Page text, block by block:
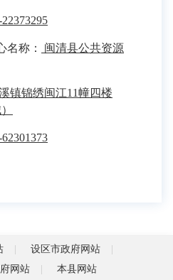
名称：
闽清县公共资源
镇锦绣闽江11幢四楼
设区市政府网站
网站
本县网站